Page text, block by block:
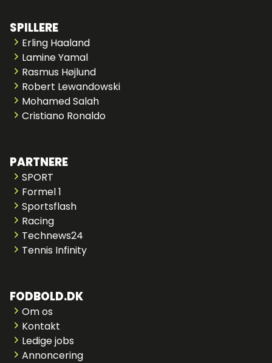
SPILLERE
Erling Haaland
Lamine Yamal
Rasmus Højlund
Robert Lewandowski
Mohamed Salah
Cristiano Ronaldo
PARTNERE
SPORT
Formel 1
Sportsflash
Racing
Technews24
Tennis Infinity
FODBOLD.DK
Om os
Kontakt
Ledige jobs
Annoncering